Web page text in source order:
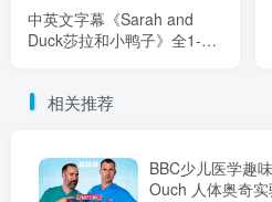
中英文字幕《Sarah and
Duck莎拉和小鸭子》全1-3
载！相关推荐
BBC少儿医学趣
Ouch 人体奥奇